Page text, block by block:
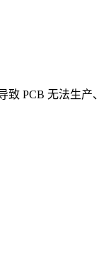
PCB 无法生产、